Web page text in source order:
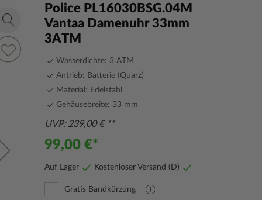
Zoom
in
Police PL16030BSG.04M
Vantaa Damenuhr 33mm
3ATM
Wasserdichte: 3 ATM
Antrieb: Batterie (Quarz)
Material: Edelstahl
Gehäusebreite: 33 mm
UVP 239,00 €
99,00 €
Auf Lager Kostenloser Versand (D)
Gratis BandkürzungPDF